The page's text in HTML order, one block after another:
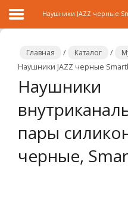
Главная
Каталог
Распродажа
О
Наушники JAZZ черные
Главная / Каталог /
Наушники JAZZ черные
Наушники
пары
черные,